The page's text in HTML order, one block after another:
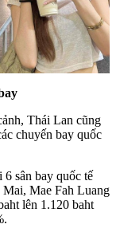
Thái Lan cũng
chuyến bay quốc
sân bay quốc tế
Mae Fah Luang
lên 1.120 baht